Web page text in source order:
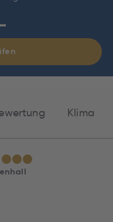
Klima
★★★